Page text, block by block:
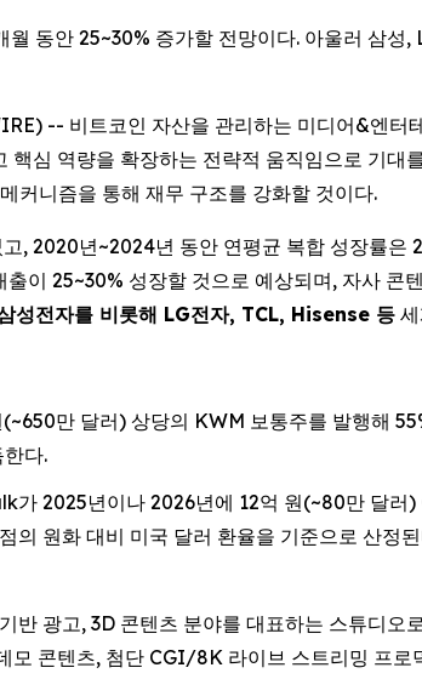
동안 25~30% 증가할 전망이다. 아울러 삼성
-- 비트코인 자산을 관리하는 미디어&엔
핵심 역량을 확장하는 전략적 움직임으로 기
커니즘을 통해 재무 구조를 강화할 것이다.
, 2020년~2024년 동안 연평균 복합 성장률
이 25~30% 성장할 것으로 예상되며, 자사
성전자를 비롯해 LG전자, TCL, Hisense 등
만 달러) 상당의 KWM 보통주를 발행해
다.
가 2025년이나 2026년에 12억 원(~80만 달러
의 원화 대비 미국 달러 환율을 기준으로 산
광고, 3D 콘텐츠 분야를 대표하는 스튜디오
콘텐츠, 첨단 CGI/8K 라이브 스트리밍 프로